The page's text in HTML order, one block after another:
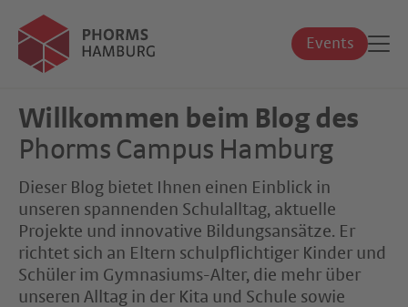
Events
Willkommen beim Blog des
Phorms Campus Hamburg
Dieser Blog bietet Ihnen einen Einblick in
unseren spannenden Schulalltag, aktuelle
Projekte und innovative Bildungsansätze. Er
richtet sich an Eltern schulpflichtiger Kinder und
Schüler im Gymnasiums-Alter, die mehr über
unseren Alltag in der Kita und Schule sowie